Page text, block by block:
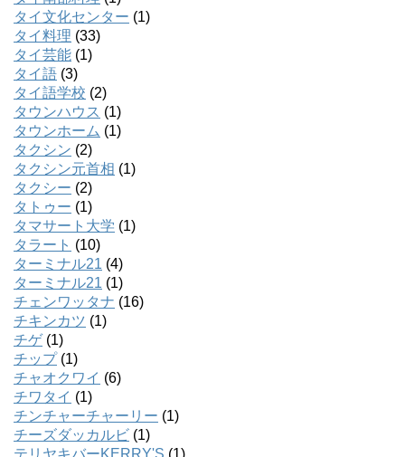
タイ文化センター (1)
タイ料理 (33)
タイ芸能 (1)
タイ語 (3)
タイ語学校 (2)
タウンハウス (1)
タウンホーム (1)
タクシン (2)
タクシン元首相 (1)
タクシー (2)
タトゥー (1)
タマサート大学 (1)
タラート (10)
ターミナル21 (4)
ターミナル21 (1)
チェンワッタナ (16)
チキンカツ (1)
チゲ(1)
チップ(1)
チャオクワイ (6)
チワタイ (1)
チンチャーチャーリー (1)
チーズダッカルビ (1)
テリヤキバーKERRY'S (1)